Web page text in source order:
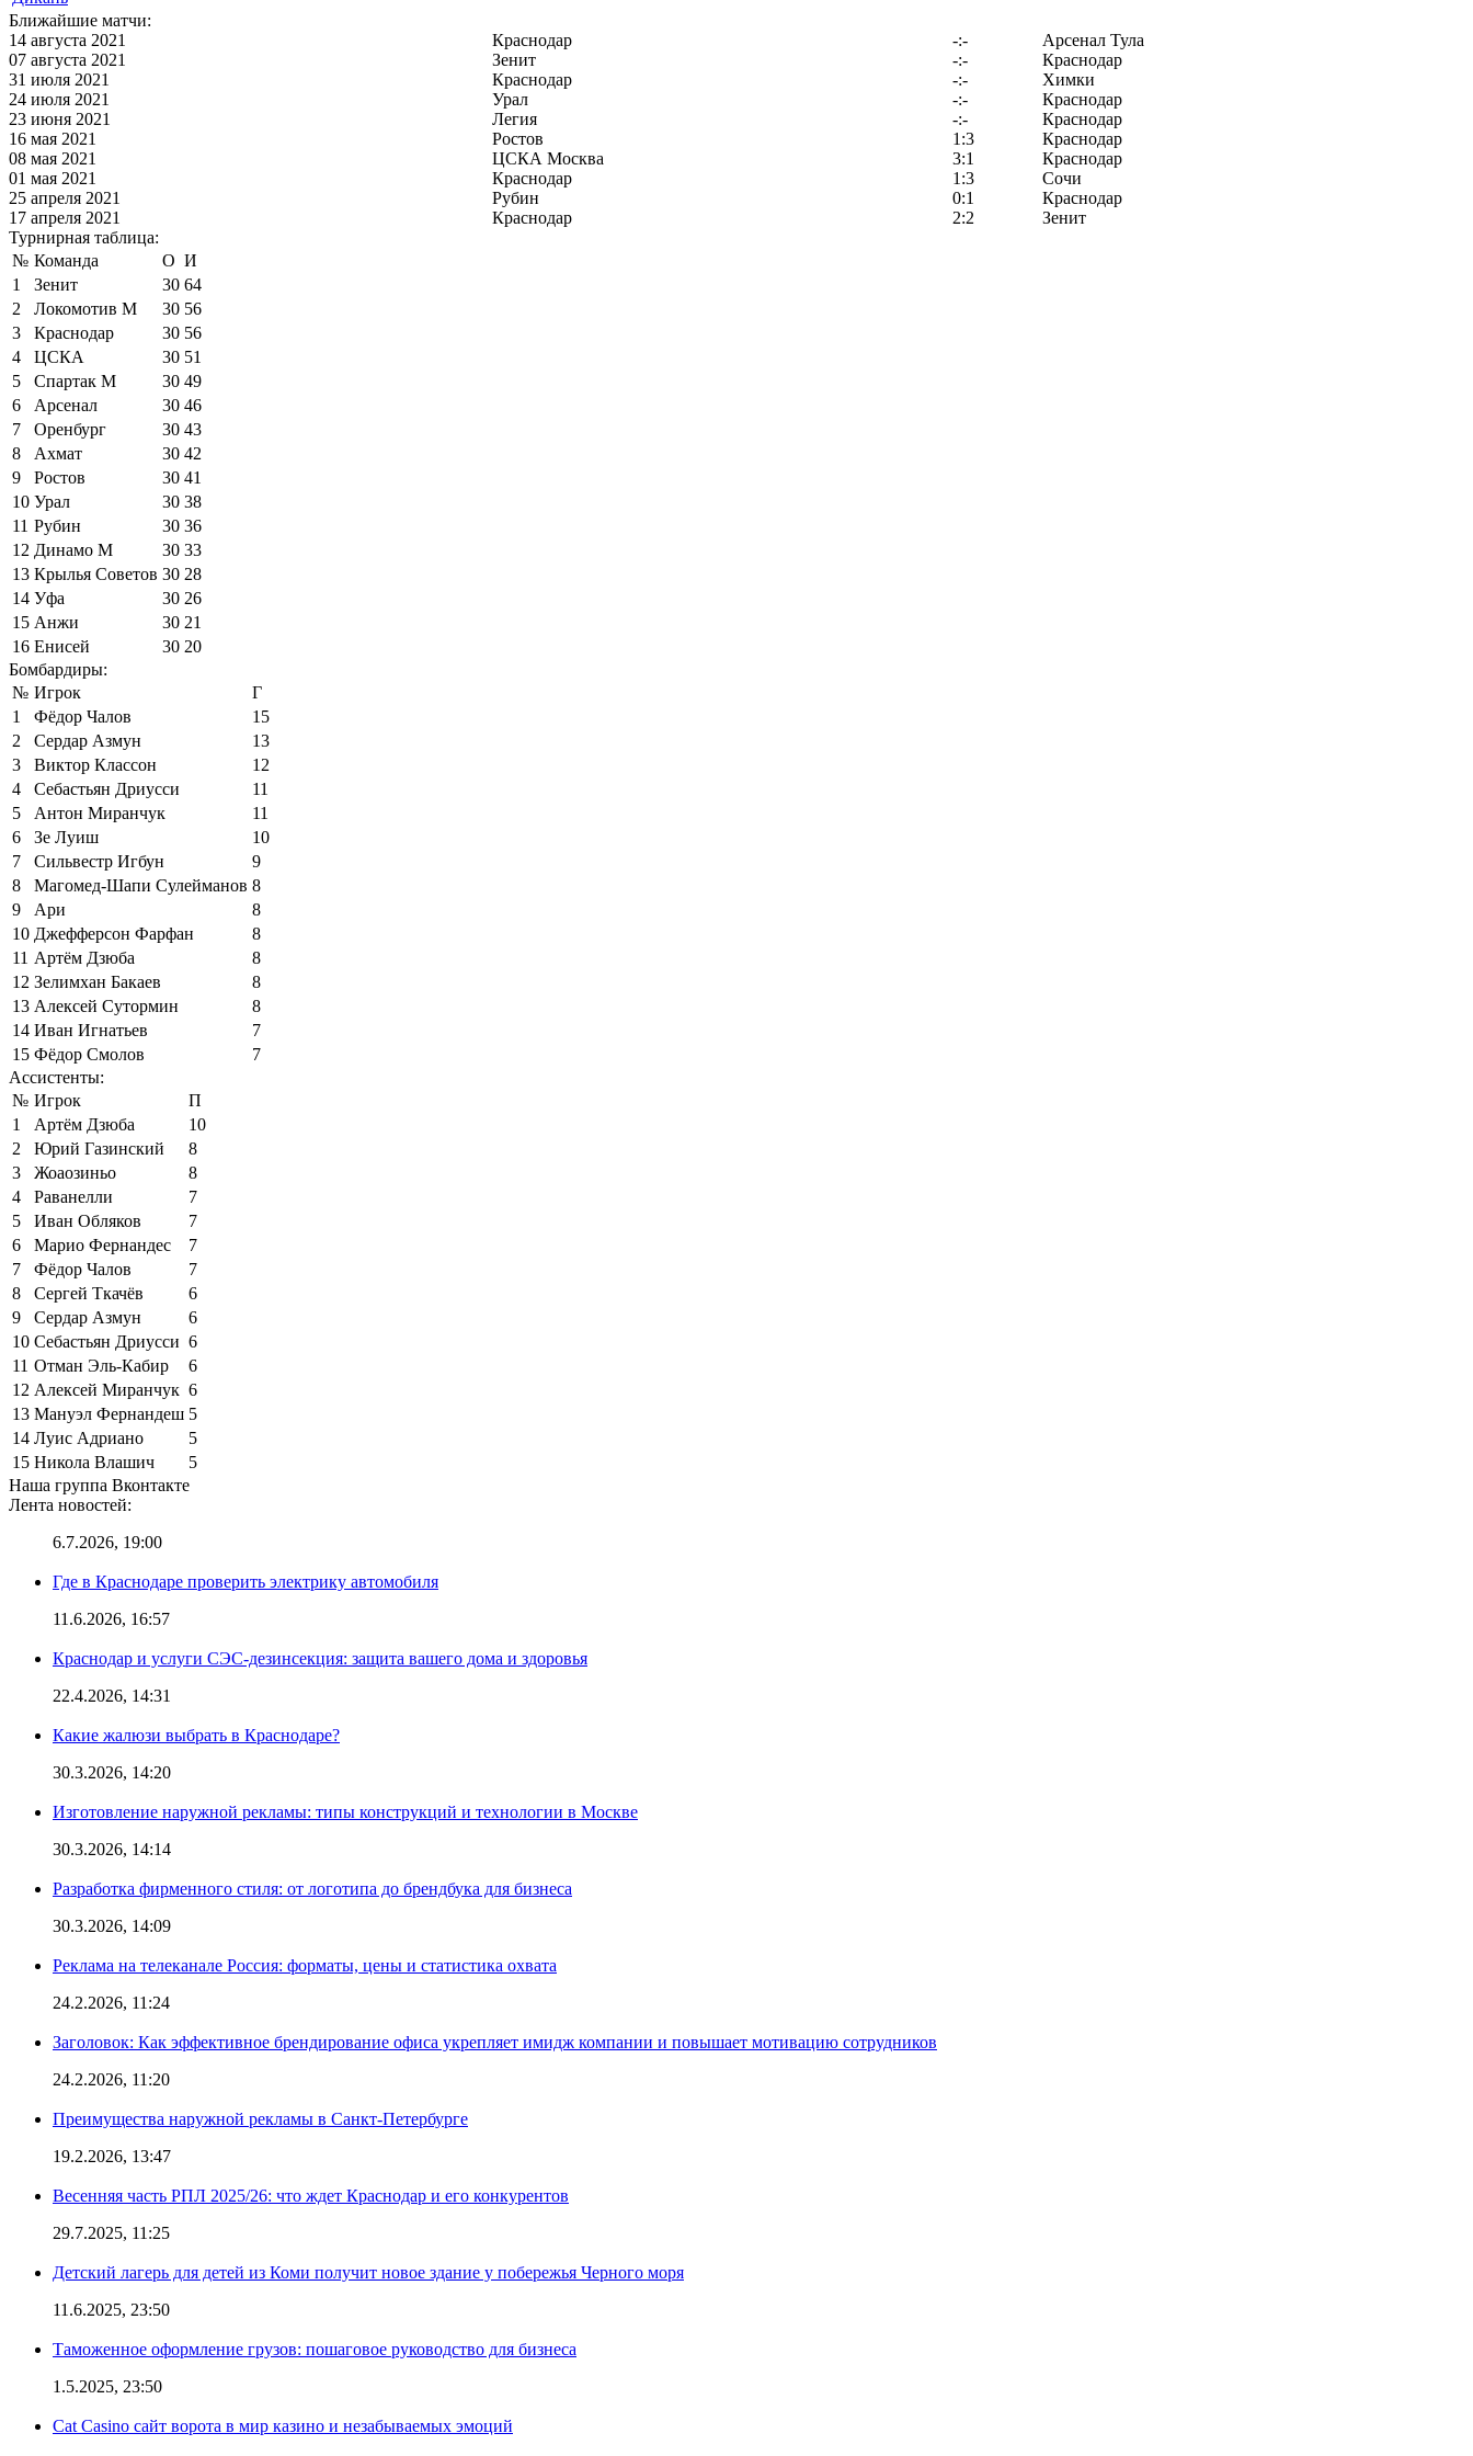
Ближайшие матчи:
14 августа 2021
Краснодар -:-
Арсенал Тула
07 августа 2021
Зенит -:-
Краснодар
31 июля 2021
Краснодар -:-
Химки
24 июля 2021
Урал -:-
Краснодар
23 июня 2021
Легия -:-
Краснодар
16 мая 2021
Ростов 1:3
Краснодар
08 мая 2021
ЦСКА Москва 3:1
Краснодар
01 мая 2021
Краснодар 1:3
Сочи
25 апреля 2021
Рубин 0:1
Краснодар
17 апреля 2021
Краснодар 2:2
Зенит
Турнирная таблица:
№ Команда О И
1
Зенит 30 64
2
Локомотив М 30 56
3
Краснодар 30 56
4
ЦСКА 30 51
5
Спартак М 30 49
6
Арсенал 30 46
7
Оренбург 30 43
8
Ахмат 30 42
9
Ростов 30 41
10 Урал 30 38
11 Рубин 30 36
12 Динамо М 30 33
13 Крылья Советов 30 28
14 Уфа 30 26
15 Анжи 30 21
16 Енисей 30 20
Бомбардиры:
№ Игрок
Г
1
Фёдор Чалов
15
2
Сердар Азмун
13
3
Виктор Классон
12
4
Себастьян Дриусси
11
5
Антон Миранчук
11
6
Зе Луиш
10
7
Сильвестр Игбун
9
8
Магомед-Шапи Сулейманов 8
9
Ари
8
10 Джефферсон Фарфан
8
11 Артём Дзюба
8
12 Зелимхан Бакаев
8
13 Алексей Сутормин
8
14 Иван Игнатьев
7
15 Фёдор Смолов
7
Ассистенты:
№ Игрок
П
1
Артём Дзюба
10
2
Юрий Газинский
8
3
Жоаозиньо
8
4
Раванелли
7
5
Иван Обляков
7
6
Марио Фернандес
7
7
Фёдор Чалов
7
8
Сергей Ткачёв
6
9
Сердар Азмун
6
10 Себастьян Дриусси 6
11 Отман Эль-Кабир
6
12 Алексей Миранчук 6
13 Мануэл Фернандеш 5
14 Луис Адриано
5
15 Никола Влашич
5
Наша группа Вконтакте
Лента новостей:
6.7.2026, 19:00
Где в Краснодаре проверить электрику автомобиля
11.6.2026, 16:57
Краснодар и услуги СЭС-дезинсекция: защита вашего дома и здоровья
22.4.2026, 14:31
Какие жалюзи выбрать в Краснодаре?
30.3.2026, 14:20
Изготовление наружной рекламы: типы конструкций и технологии в Москве
30.3.2026, 14:14
Разработка фирменного стиля: от логотипа до брендбука для бизнеса
30.3.2026, 14:09
Реклама на телеканале Россия: форматы, цены и статистика охвата
24.2.2026, 11:24
Заголовок: Как эффективное брендирование офиса укрепляет имидж компании и повышает мотивацию сотрудников
24.2.2026, 11:20
Преимущества наружной рекламы в Санкт-Петербурге
19.2.2026, 13:47
Весенняя часть РПЛ 2025/26: что ждет Краснодар и его конкурентов
29.7.2025, 11:25
Детский лагерь для детей из Коми получит новое здание у побережья Черного моря
11.6.2025, 23:50
Таможенное оформление грузов: пошаговое руководство для бизнеса
1.5.2025, 23:50
Cat Casino сайт ворота в мир казино и незабываемых эмоций